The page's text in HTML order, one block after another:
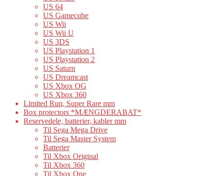
US 64
US Gamecube
US Wii
US Wii U
US 3DS
US Playstation 1
US Playstation 2
US Saturn
US Dreamcast
US Xbox OG
US Xbox 360
Limited Run, Super Rare mm
Box protectors *MÆNGDERABAT*
Reservedele, batterier, kabler mm
Til Sega Mega Drive
Til Sega Master System
Batterier
Til Xbox Original
Til Xbox 360
Til Xbox One